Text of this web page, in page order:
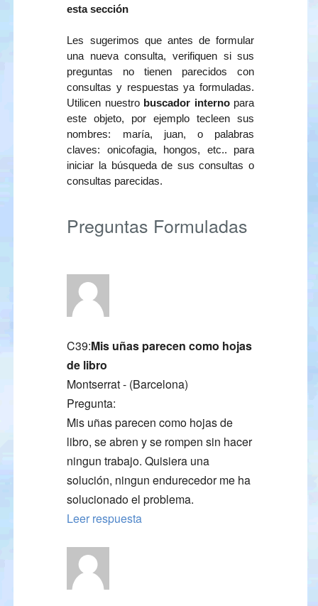
esta sección
Les sugerimos que antes de formular
una nueva consulta, verifiquen si sus
preguntas no tienen parecidos con
consultas y respuestas ya formuladas.
Utilicen nuestrobuscador internopara
este objeto, por ejemplo tecleen sus
nombres: maría, juan, o palabras
claves: onicofagia, hongos, etc.. para
iniciar la búsqueda de sus consultas o
consultas parecidas.
Preguntas Formuladas
C39:Mis uñas parecen como hojas
de libro
Montserrat - (Barcelona)
Pregunta:
Mis uñas parecen como hojas de
libro, se abren y se rompen sin hacer
ningun trabajo. Quisiera una
solución, ningun endurecedor me ha
solucionado el problema.
Leer respuesta